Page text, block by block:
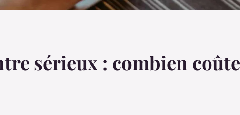
sérieux : combien coûte